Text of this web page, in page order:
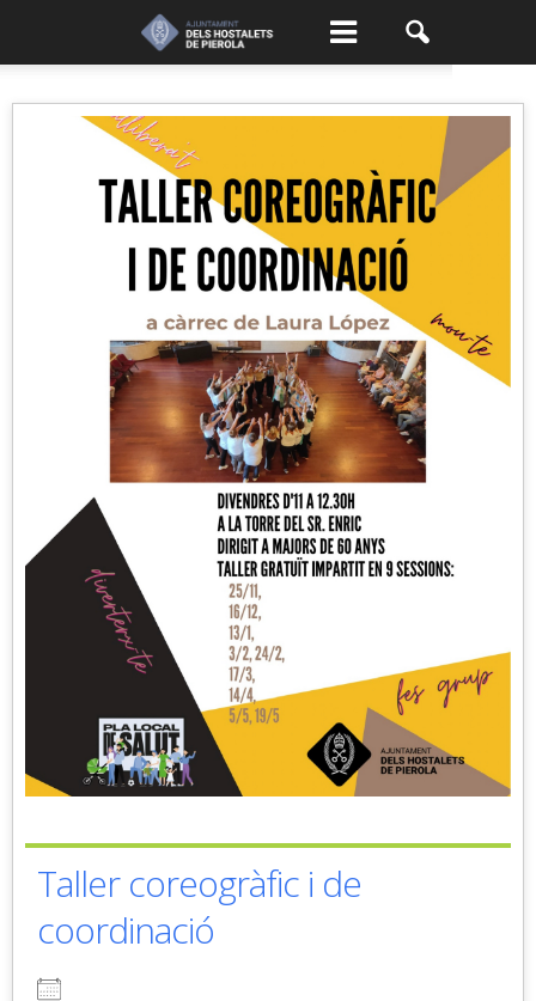
Taller coreogràfic i de
coordinació